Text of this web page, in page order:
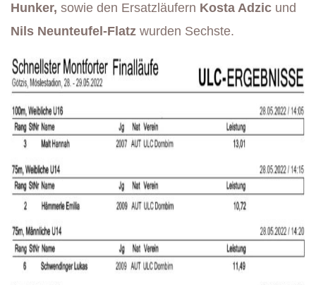
Hunker, sowie den Ersatzläufern Kosta Adzic und
Nils Neunteufel-Flatz wurden Sechste.